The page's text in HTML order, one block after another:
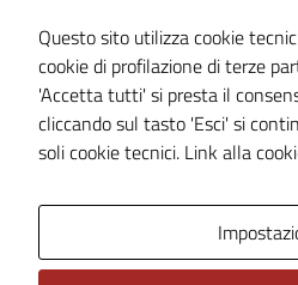
Cookie Policy
Note legali
Dichiarazione di accessibilità
Piano di miglioramento del sito
Questo sito utilizza cookie
cookie di profilazione di terze
'Accetta tutti' si presta il
cliccando sul tasto 'Esci' si
soli cookie tecnici. Link alla